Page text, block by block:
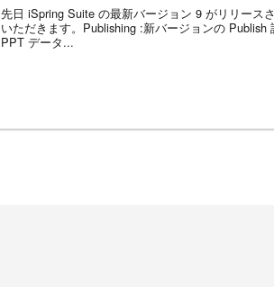
先日 iSpring Suite の最新バージョン 9 がリリース
いただきます。Publishing :新バージョンの Publish
PPT データ...